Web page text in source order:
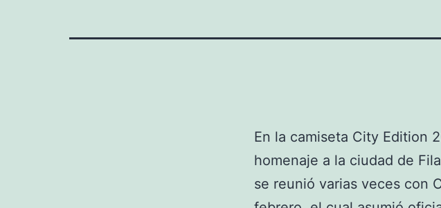
En la camiseta City Edition
homenaje a la ciudad de
se reunió varias veces con